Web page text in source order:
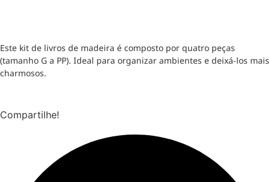
Este kit de livros de madeira é composto por quatro peças
(tamanho G a PP). Ideal para organizar ambientes e deixá-los mais
charmosos.
Compartilhe!